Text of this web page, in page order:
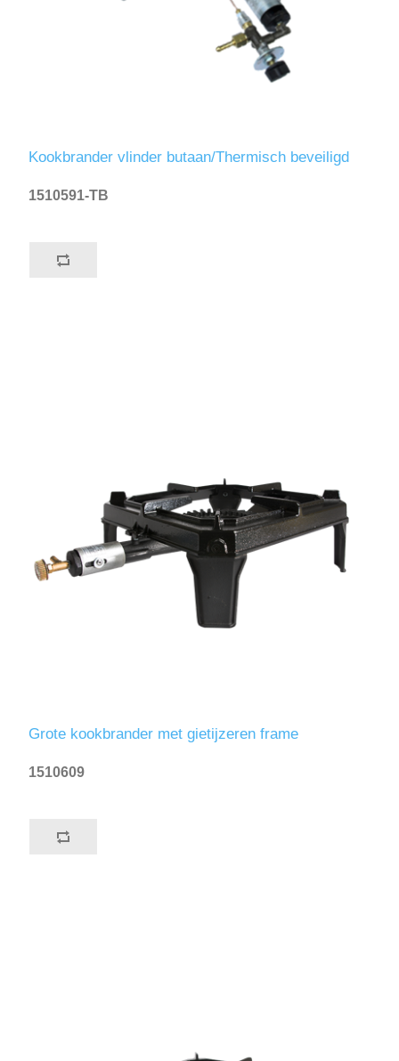
Kookbrander vlinder butaan/Thermisch beveiligd
1510591-TB
Grote kookbrander met gietijzeren frame
1510609